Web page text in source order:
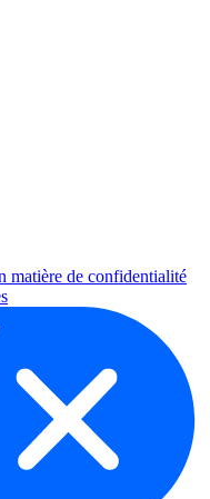
matière de confidentialité